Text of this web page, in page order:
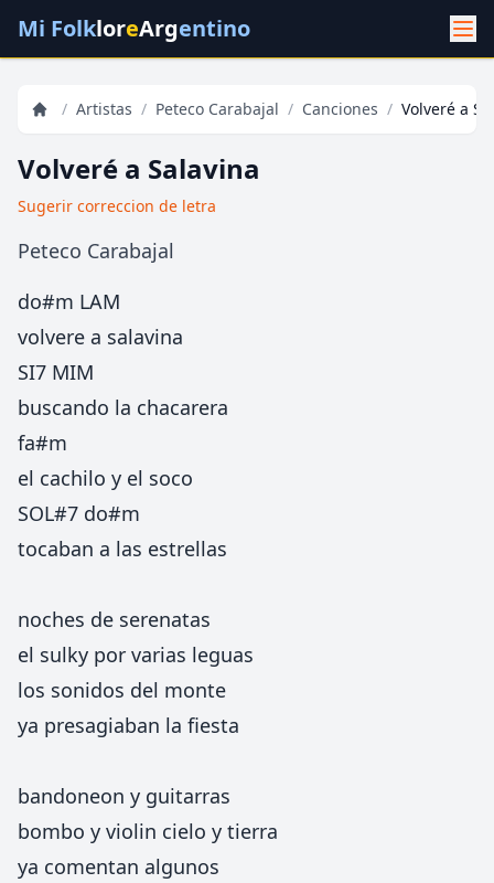
Mi FolkloreArgentino
/ Artistas / Peteco Carabajal / Canciones / Volveré a
Volveré a Salavina
Sugerir correccion de letra
Peteco Carabajal
do#m LAM
volvere a salavina
SI7 MIM
buscando la chacarera
fa#m
el cachilo y el soco
SOL#7 do#m
tocaban a las estrellas
noches de serenatas
el sulky por varias leguas
los sonidos del monte
ya presagiaban la fiesta
bandoneon y guitarras
bombo y violin cielo y tierra
ya comentan algunos